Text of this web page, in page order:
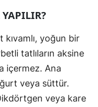
yoğun bir
tatlıların aksine
içermez. Ana
veya süttür.
veya kare